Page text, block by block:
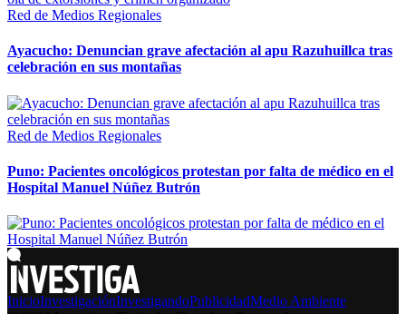
Red de Medios Regionales
Ayacucho: Denuncian grave afectación al apu Razuhuillca tras
celebración en sus montañas
Red de Medios Regionales
Puno: Pacientes oncológicos protestan por falta de médico en el
Hospital Manuel Núñez Butrón
InicioInvestigaciónInvestigandoPublicidadMedio Ambiente